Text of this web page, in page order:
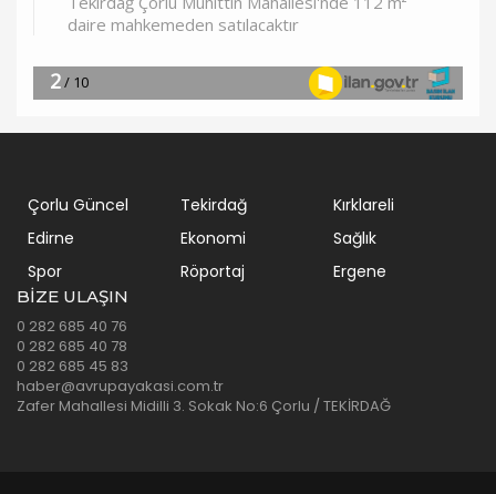
Çorlu Güncel Tekirdağ
Kırklareli
Edirne
Ekonomi
Sağlık
Spor
Röportaj Ergene
BIZE ULAŞIN
0 282 685 40 76
0 282 685 40 78
0 282 685 45 83
haber@avrupayakasi.com.tr
Zafer Mahallesi Midilli 3. Sokak No:6 Çorlu / TEKİRDAĞ